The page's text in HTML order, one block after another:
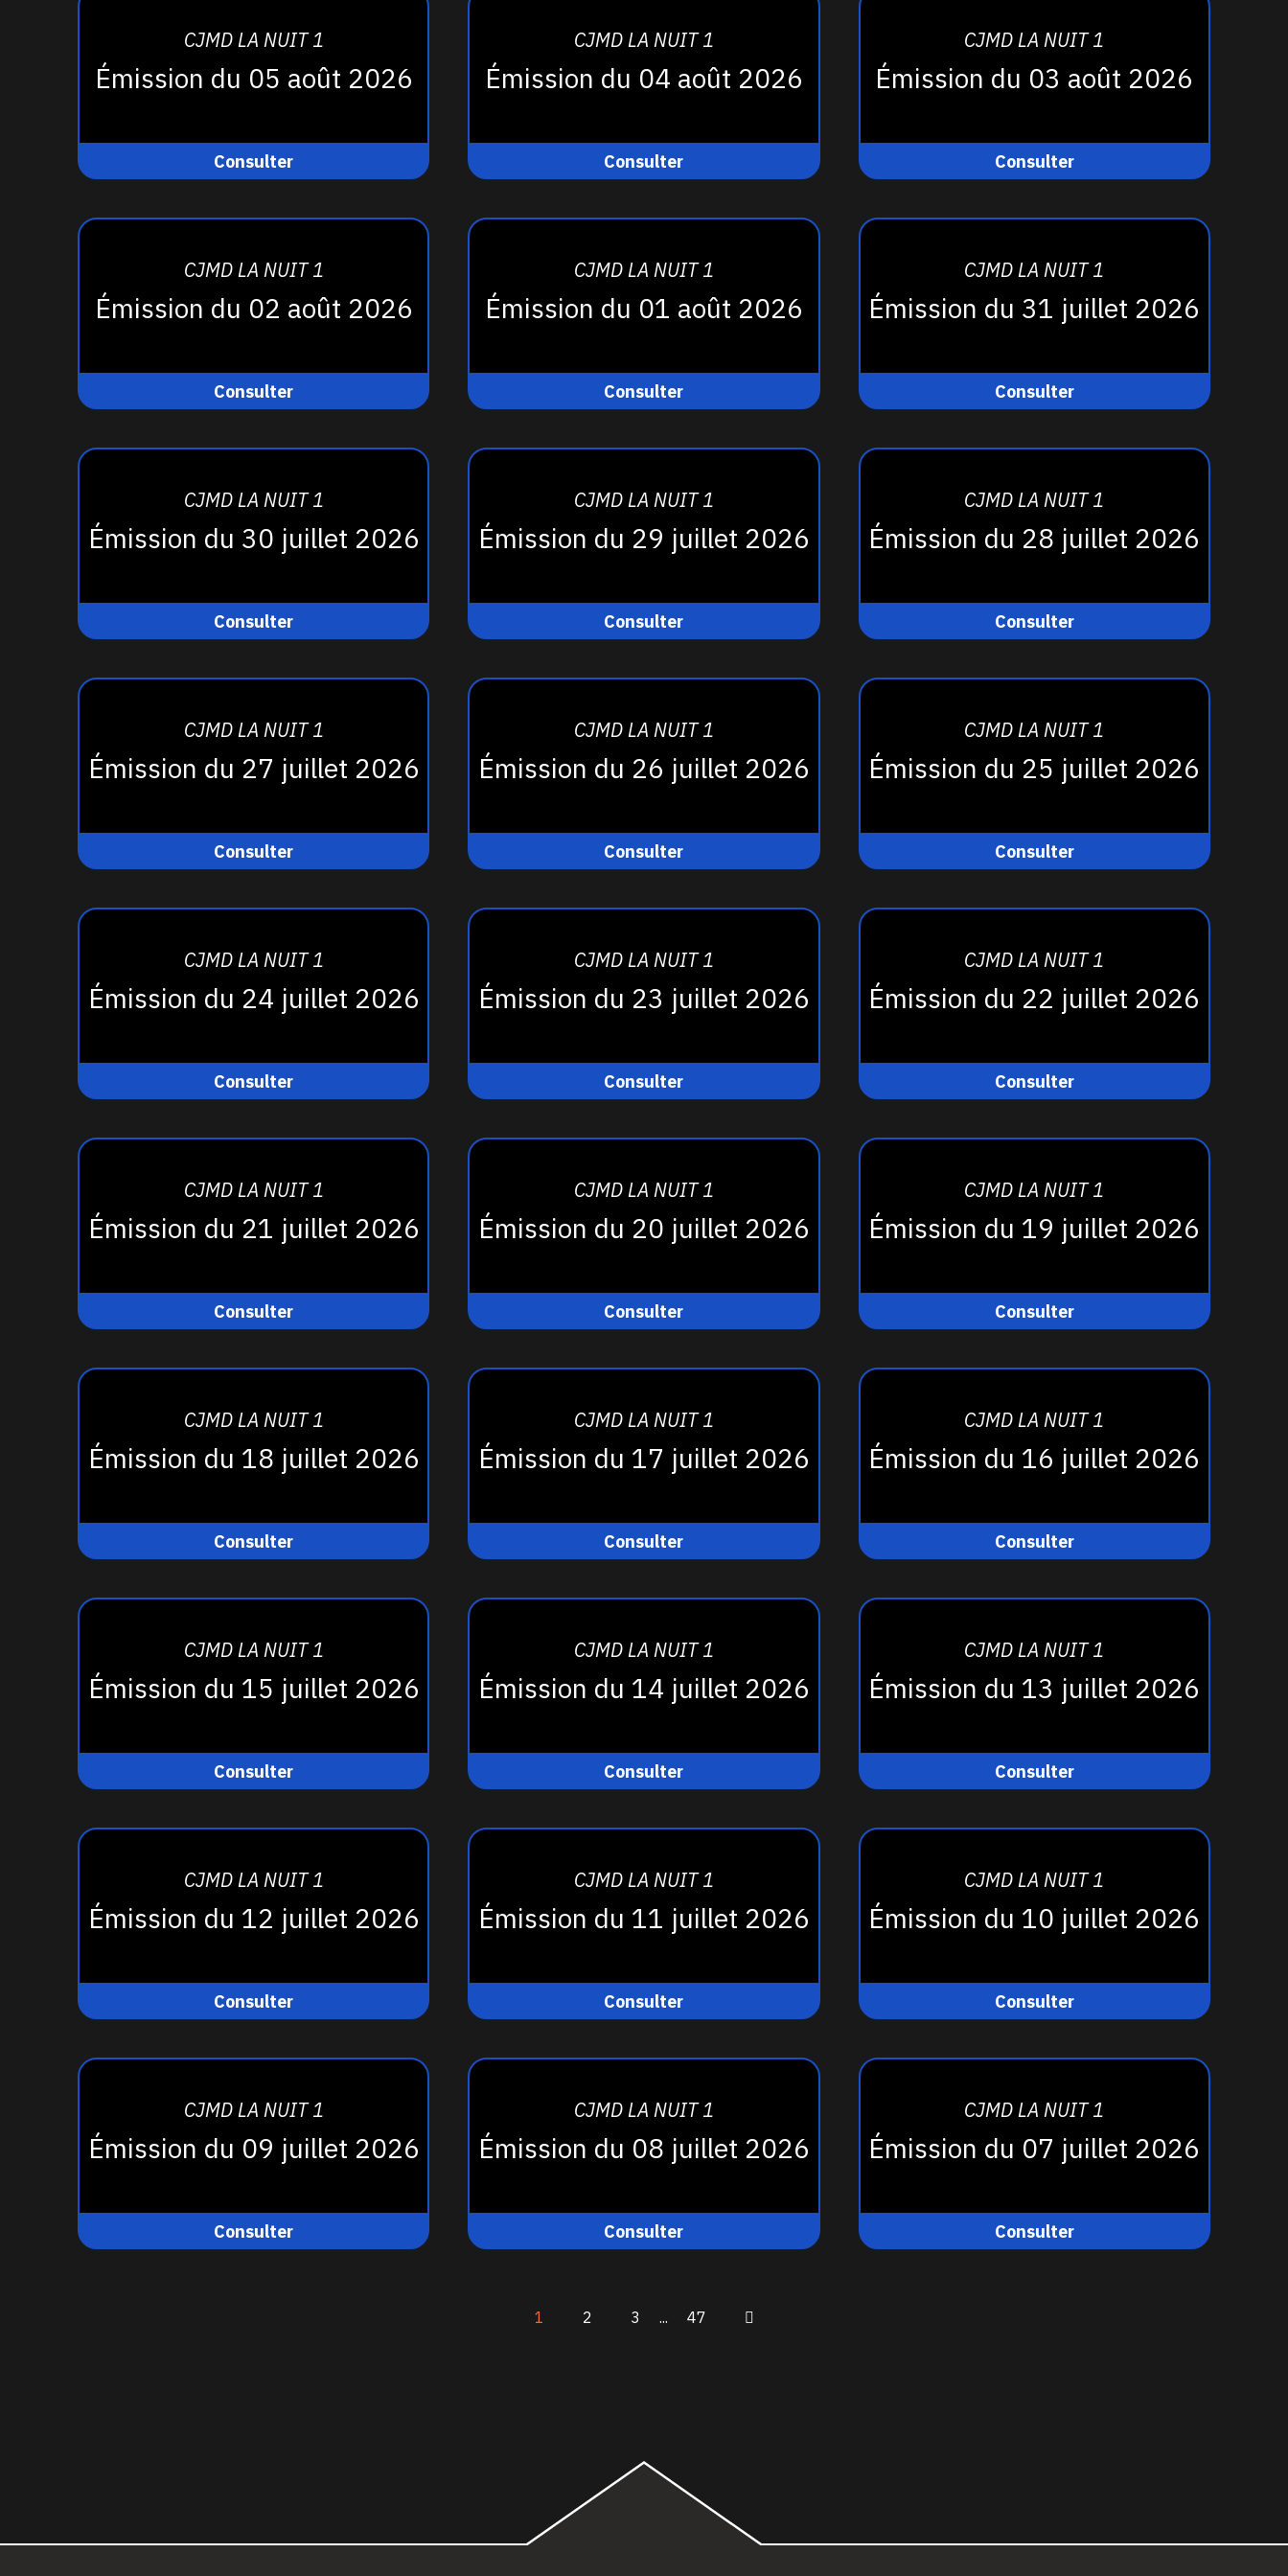
CJMD LA NUIT 1
Émission du 05 août 2026
Consulter
CJMD LA NUIT 1
Émission du 04 août 2026
Consulter
CJMD LA NUIT 1
Émission du 03 août 2026
Consulter
CJMD LA NUIT 1
Émission du 02 août 2026
Consulter
CJMD LA NUIT 1
Émission du 01 août 2026
Consulter
CJMD LA NUIT 1
Émission du 31 juillet 2026
Consulter
CJMD LA NUIT 1
Émission du 30 juillet 2026
Consulter
CJMD LA NUIT 1
Émission du 29 juillet 2026
Consulter
CJMD LA NUIT 1
Émission du 28 juillet 2026
Consulter
CJMD LA NUIT 1
Émission du 27 juillet 2026
Consulter
CJMD LA NUIT 1
Émission du 26 juillet 2026
Consulter
CJMD LA NUIT 1
Émission du 25 juillet 2026
Consulter
CJMD LA NUIT 1
Émission du 24 juillet 2026
Consulter
CJMD LA NUIT 1
Émission du 23 juillet 2026
Consulter
CJMD LA NUIT 1
Émission du 22 juillet 2026
Consulter
CJMD LA NUIT 1
Émission du 21 juillet 2026
Consulter
CJMD LA NUIT 1
Émission du 20 juillet 2026
Consulter
CJMD LA NUIT 1
Émission du 19 juillet 2026
Consulter
CJMD LA NUIT 1
Émission du 18 juillet 2026
Consulter
CJMD LA NUIT 1
Émission du 17 juillet 2026
Consulter
CJMD LA NUIT 1
Émission du 16 juillet 2026
Consulter
CJMD LA NUIT 1
Émission du 15 juillet 2026
Consulter
CJMD LA NUIT 1
Émission du 14 juillet 2026
Consulter
CJMD LA NUIT 1
Émission du 13 juillet 2026
Consulter
CJMD LA NUIT 1
Émission du 12 juillet 2026
Consulter
CJMD LA NUIT 1
Émission du 11 juillet 2026
Consulter
CJMD LA NUIT 1
Émission du 10 juillet 2026
Consulter
CJMD LA NUIT 1
Émission du 09 juillet 2026
Consulter
CJMD LA NUIT 1
Émission du 08 juillet 2026
Consulter
CJMD LA NUIT 1
Émission du 07 juillet 2026
Consulter
1 2 3 ... 47